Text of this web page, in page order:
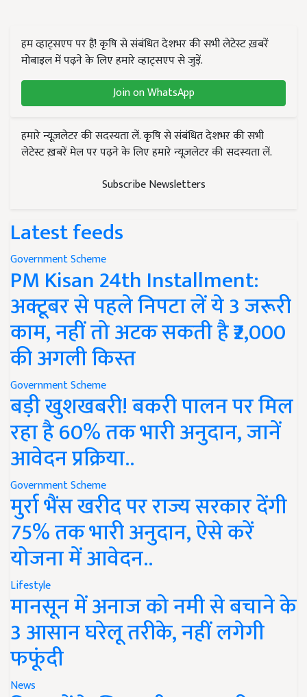
हम व्हाट्सएप पर हैं! कृषि से संबंधित देशभर की सभी लेटेस्ट ख़बरें
मोबाइल में पढ़ने के लिए हमारे व्हाट्सएप से जुड़ें.
Join on WhatsApp
हमारे न्यूज़लेटर की सदस्यता लें. कृषि से संबंधित देशभर की सभी
लेटेस्ट ख़बरें मेल पर पढ़ने के लिए हमारे न्यूज़लेटर की सदस्यता लें.
Subscribe Newsletters
Latest feeds
Government Scheme
PM Kisan 24th Installment:
अक्टूबर से पहले निपटा लें ये 3 जरूरी
काम, नहीं तो अटक सकती है ₹2,000
की अगली किस्त
Government Scheme
बड़ी खुशखबरी! बकरी पालन पर मिल
रहा है 60% तक भारी अनुदान, जानें
आवेदन प्रक्रिया..
Government Scheme
मुर्रा भैंस खरीद पर राज्य सरकार देंगी
75% तक भारी अनुदान, ऐसे करें
योजना में आवेदन..
Lifestyle
मानसून में अनाज को नमी से बचाने के
3 आसान घरेलू तरीके, नहीं लगेगी
फफूंदी
News